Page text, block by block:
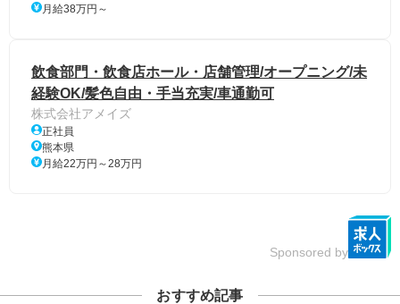
月給38万円～
飲食部門・飲食店ホール・店舗管理/オープニング/未
経験OK/髪色自由・手当充実/車通勤可
株式会社アメイズ
正社員
熊本県
月給22万円～28万円
Sponsored by
おすすめ記事